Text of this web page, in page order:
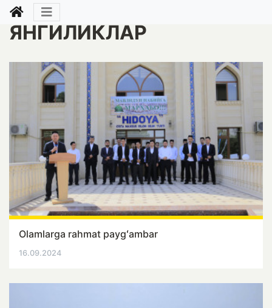
ЯНГИЛИКЛАР
Olamlarga rahmat paygʻambar
16.09.2024